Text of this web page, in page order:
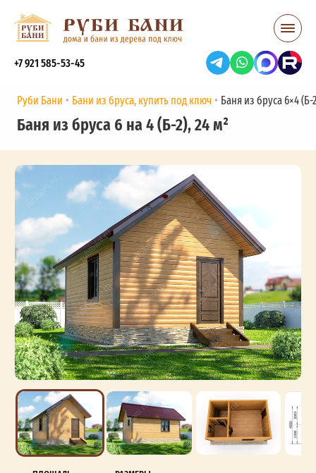
+7 921 585-53-45
Руби Бани Бани из бруса, купить под ключ Баня из бруса 6×4 (Б-
Баня из бруса 6 на 4 (Б-2), 24 м²